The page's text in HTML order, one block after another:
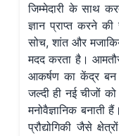
जिम्मेदारी के साथ
ज्ञान प्राप्त करने की
सोच, शांत और
मदद करता है।
आकर्षण का केंद्र बन
जल्दी ही नई चीजों
मनोवैज्ञानिक बनाती
प्रौद्योगिकी जैसे